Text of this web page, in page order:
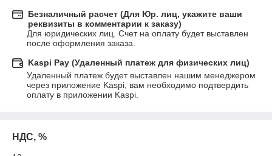
Безналичный расчет (Для Юр. лиц, укажите ваши
реквизиты в комментарии к заказу)
Для юридических лиц. Счет на оплату будет выставлен
после оформления заказа.
Kaspi Pay (Удаленный платеж для физических лиц)
Удаленный платеж будет выставлен нашим менеджером
через приложение Kaspi, вам необходимо подтвердить
оплату в приложении Kaspi.
НДС, %